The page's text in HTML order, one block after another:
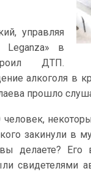
управляя
Leganza» в
ДТП.
алкоголя в
прошло
закинули в
делаете?
свидетелями